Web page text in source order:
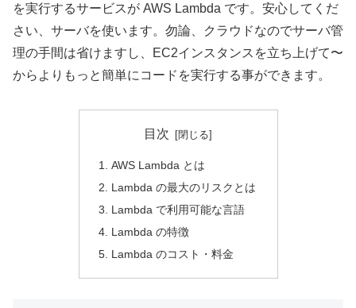
を実行するサービスが AWS Lambda です。安心してくだ
さい、サーバを使います。勿論、クラウドなのでサーバ管
理の手間は省けますし、EC2インスタンスを立ち上げて〜
からよりもっと簡単にコードを実行する事ができます。
目次
AWS Lambda とは
Lambda の最大のリスクとは
Lambda で利用可能な言語
Lambda の特徴
Lambda のコスト・料金